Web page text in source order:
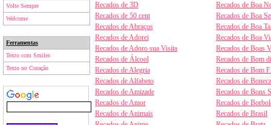
Volte Sempre
Welcome
Ferramentas
Texto com Smiles
Texto no Coração
Recados de 3D
Recados de 50 cent
Recados de Abraços
Recados de Adorei
Recados de Adoro sua Visita
Recados de Álcool
Recados de Alegria
Recados de Alfabeto
Recados de Amizade
Recados de Amor
Recados de Animais
Recados de Boa
Recados de Boa
Recados de Boa
Recados de Boa
Recados de Boas
Recados de Bom
Recados de Bom
Recados de
Recados de Bons
Recados de
Recados de Brasil